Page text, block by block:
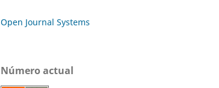
Open Journal Systems
Número actual